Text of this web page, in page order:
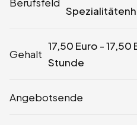
Berufsfeld
Gehalt
17,50 Euro -17,50
Stunde
Angebotsende